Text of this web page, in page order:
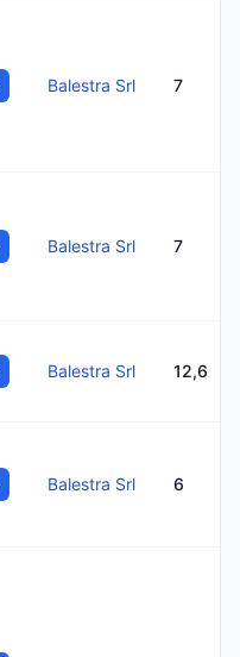
Balestra Srl 7
Balestra Srl 7
Balestra Srl 12,6
Balestra Srl 6